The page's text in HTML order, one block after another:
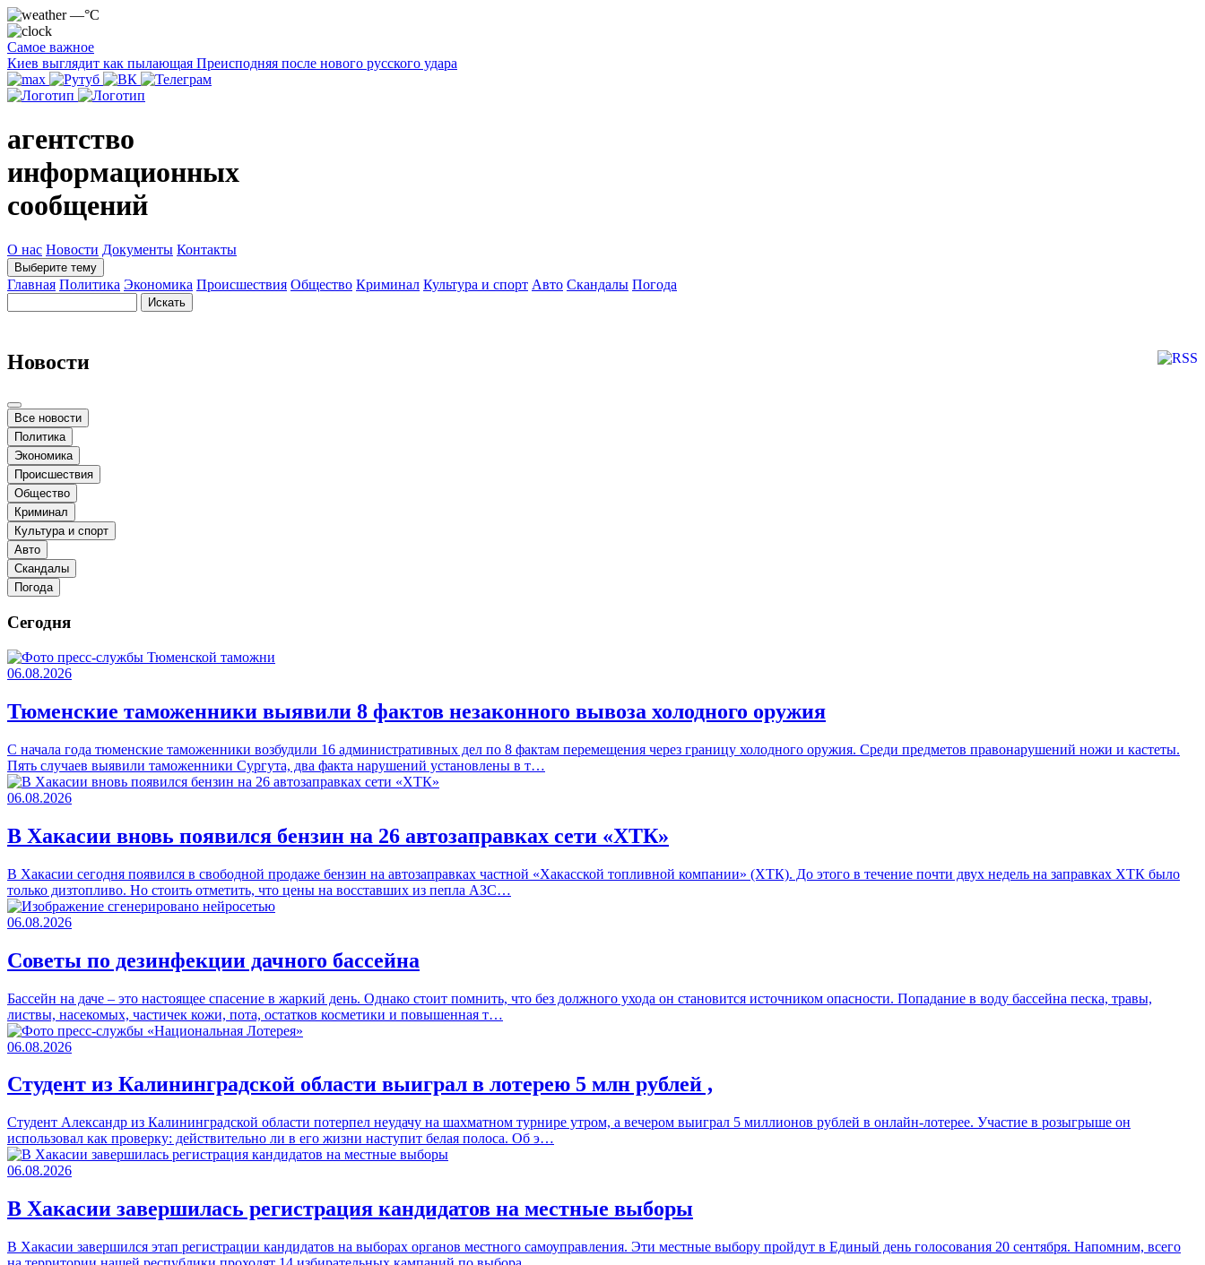
—°C
Самое важное
Киев выглядит как пылающая Преисподняя после нового русского удара
агентство
информационных
сообщений
О нас Новости Документы Контакты
Выберите тему
Главная Политика Экономика Происшествия Общество Криминал Культура и спорт Авто Скандалы Погода
Новости
Все новости
Политика
Экономика
Происшествия
Общество
Криминал
Культура и спорт
Авто
Скандалы
Погода
Сегодня
06.08.2026
Тюменские таможенники выявили 8 фактов незаконного вывоза холодного оружия
С начала года тюменские таможенники возбудили 16 административных дел по 8 фактам перемещения через границу холодного оружия. Среди предметов правонарушений ножи и кастеты.
Пять случаев выявили таможенники Сургута, два факта нарушений установлены в т…
06.08.2026
В Хакасии вновь появился бензин на 26 автозаправках сети «ХТК»
В Хакасии сегодня появился в свободной продаже бензин на автозаправках частной «Хакасской топливной компании» (ХТК). До этого в течение почти двух недель на заправках ХТК было
только дизтопливо. Но стоить отметить, что цены на восставших из пепла АЗС…
06.08.2026
Советы по дезинфекции дачного бассейна
Бассейн на даче – это настоящее спасение в жаркий день. Однако стоит помнить, что без должного ухода он становится источником опасности. Попадание в воду бассейна песка, травы,
листвы, насекомых, частичек кожи, пота, остатков косметики и повышенная т…
06.08.2026
Студент из Калининградской области выиграл в лотерею 5 млн рублей ,
Студент Александр из Калининградской области потерпел неудачу на шахматном турнире утром, а вечером выиграл 5 миллионов рублей в онлайн-лотерее. Участие в розыгрыше он
использовал как проверку: действительно ли в его жизни наступит белая полоса. Об э…
06.08.2026
В Хакасии завершилась регистрация кандидатов на местные выборы
В Хакасии завершился этап регистрации кандидатов на выборах органов местного самоуправления. Эти местные выбору пройдут в Единый день голосования 20 сентября. Напомним, всего